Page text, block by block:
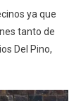
ya que
tanto de
Del Pino,